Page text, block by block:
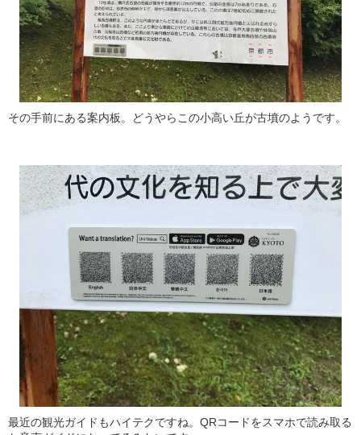
その手前にある案内板。どうやらこの小高い丘が古墳のようです。
最近の観光ガイドもハイテクですね。QRコードをスマホで読み取る